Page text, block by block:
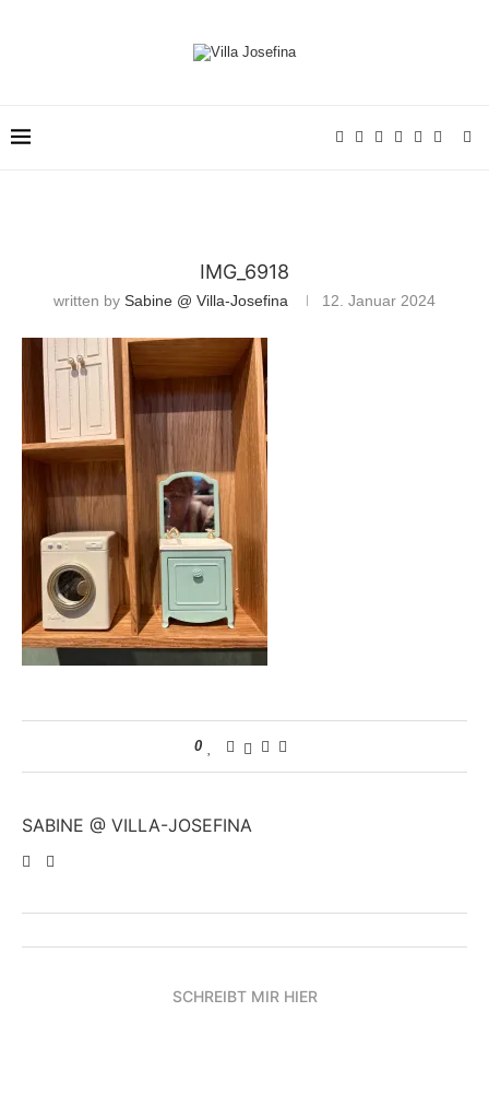
IMG_6918
written by Sabine @ Villa-Josefina 12. Januar 2024
0
SABINE @ VILLA-JOSEFINA
SCHREIBT MIR HIER